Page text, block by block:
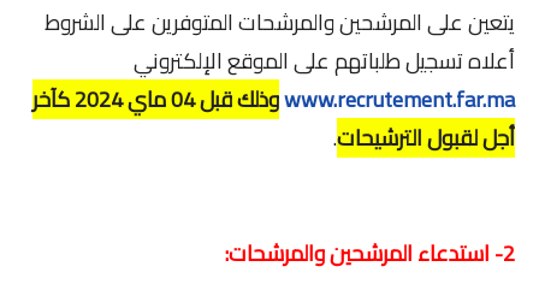
يتعين على المرشحين والمرشحات المتوفرين على الشروط
أعلاه تسجيل طلباتهم على الموقع الإلكتروني
www.recrutement.far.ma
وذلك قبل 04 ماي 2024 كآخر
أجل لقبول الترشيحات.
2- استدعاء المرشحين والمرشحات: